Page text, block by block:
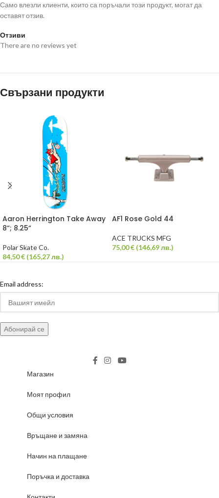
Отзиви
There are no reviews yet
Само влезли клиенти, които са поръчали този продукт, могат да
оставят отзив.
Свързани продукти
Aaron Herrington Take Away
8“; 8.25“
Polar Skate Co.
84,50€ (165,27лв.)
AF1 Rose Gold 44
ACE TRUCKS MFG
75,00€ (146,69лв.)
Email address:
Магазин
Моят профил
Общи условия
Връщане и замяна
Начин на плащане
Поръчка и доставка